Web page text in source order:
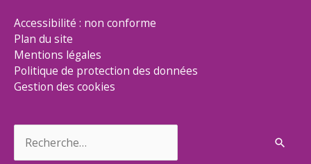
Accessibilité : non conforme
Plan du site
Mentions légales
Politique de protection des données
Gestion des cookies